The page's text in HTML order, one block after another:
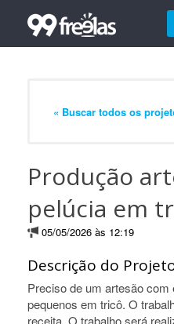
« Buscar todos os
Produção
pelúcia em
05/05/2026 às 12:19
Descrição do
Preciso de um artesão
pequenos em tricô. O
receita. O trabalho será